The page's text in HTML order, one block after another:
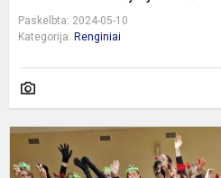
Paskelbta: 2024-05-10
Kategorija: Renginiai